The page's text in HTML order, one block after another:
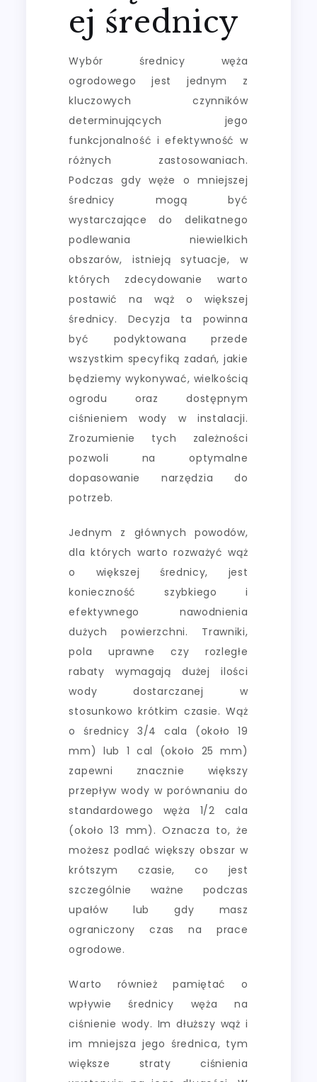
ej średnicy
Wybór średnicy węża
ogrodowego jest jednym z
kluczowych czynników
determinujących jego
funkcjonalność i efektywność w
różnych zastosowaniach.
Podczas gdy węże o mniejszej
średnicy mogą być
wystarczające do delikatnego
podlewania niewielkich
obszarów, istnieją sytuacje, w
których zdecydowanie warto
postawić na wąż o większej
średnicy. Decyzja ta powinna
być podyktowana przede
wszystkim specyfiką zadań, jakie
będziemy wykonywać, wielkością
ogrodu oraz dostępnym
ciśnieniem wody w instalacji.
Zrozumienie tych zależności
pozwoli na optymalne
dopasowanie narzędzia do
potrzeb.
Jednym z głównych powodów,
dla których warto rozważyć wąż
o większej średnicy, jest
konieczność szybkiego i
efektywnego nawodnienia
dużych powierzchni. Trawniki,
pola uprawne czy rozległe
rabaty wymagają dużej ilości
wody dostarczanej w
stosunkowo krótkim czasie. Wąż
o średnicy 3/4 cala (około 19
mm) lub 1 cal (około 25 mm)
zapewni znacznie większy
przepływ wody w porównaniu do
standardowego węża 1/2 cala
(około 13 mm). Oznacza to, że
możesz podlać większy obszar w
krótszym czasie, co jest
szczególnie ważne podczas
upałów lub gdy masz
ograniczony czas na prace
ogrodowe.
Warto również pamiętać o
wpływie średnicy węża na
ciśnienie wody. Im dłuższy wąż i
im mniejsza jego średnica, tym
większe straty ciśnienia